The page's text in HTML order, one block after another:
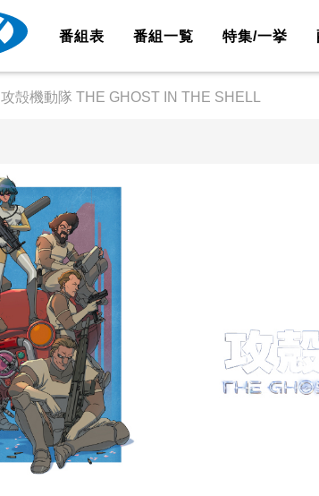
番組表 番組一覧 特集/一挙
攻殻機動隊 THE GHOST IN THE SHELL